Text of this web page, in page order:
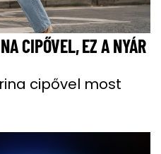
CIPŐVEL, EZ A NYÁR
cipővel most